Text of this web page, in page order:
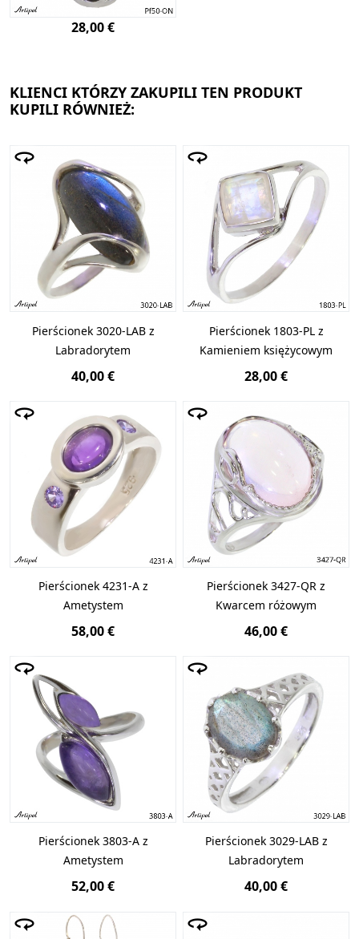
28,00 €
KLIENCI KTÓRZY ZAKUPILI TEN PRODUKT
KUPILI RÓWNIEŻ:
Pierścionek 3020-LAB z
Labradorytem
40,00 €
Pierścionek 1803-PL z
Kamieniem księżycowym
28,00 €
Pierścionek 4231-A z
Ametystem
58,00 €
Pierścionek 3427-QR z
Kwarcem różowym
46,00 €
Pierścionek 3803-A z
Ametystem
52,00 €
Pierścionek 3029-LAB z
Labradorytem
40,00 €